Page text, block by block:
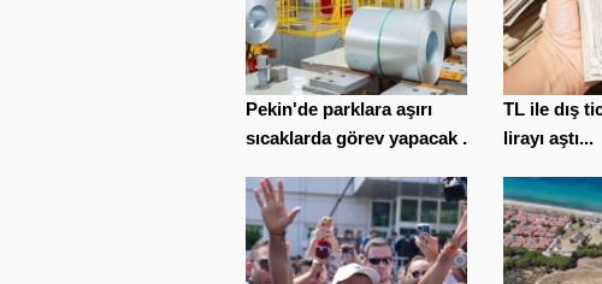
Pekin'de parklara aşırı
sıcaklarda görev yapacak ...
TL ile dış
lirayı aştı...